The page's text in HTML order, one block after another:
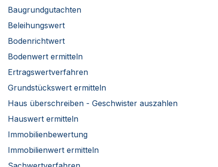
Baugrundgutachten
Beleihungswert
Bodenrichtwert
Bodenwert ermitteln
Ertragswertverfahren
Grundstückswert ermitteln
Haus überschreiben - Geschwister auszahlen
Hauswert ermitteln
Immobilienbewertung
Immobilienwert ermitteln